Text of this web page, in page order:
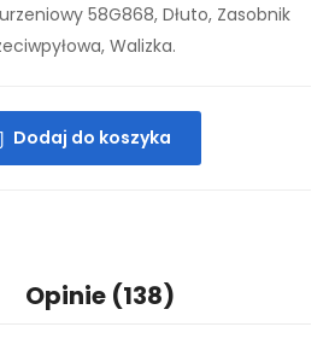
58G868, Dłuto, Zasobnik
Walizka.
Dodaj do koszyka
Opinie (138)